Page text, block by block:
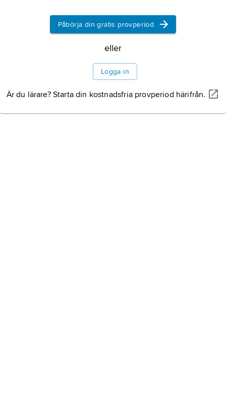
Påbörja din gratis provperiod
eller
Logga in
Är du lärare? Starta din kostnadsfria provperiod härifrån.